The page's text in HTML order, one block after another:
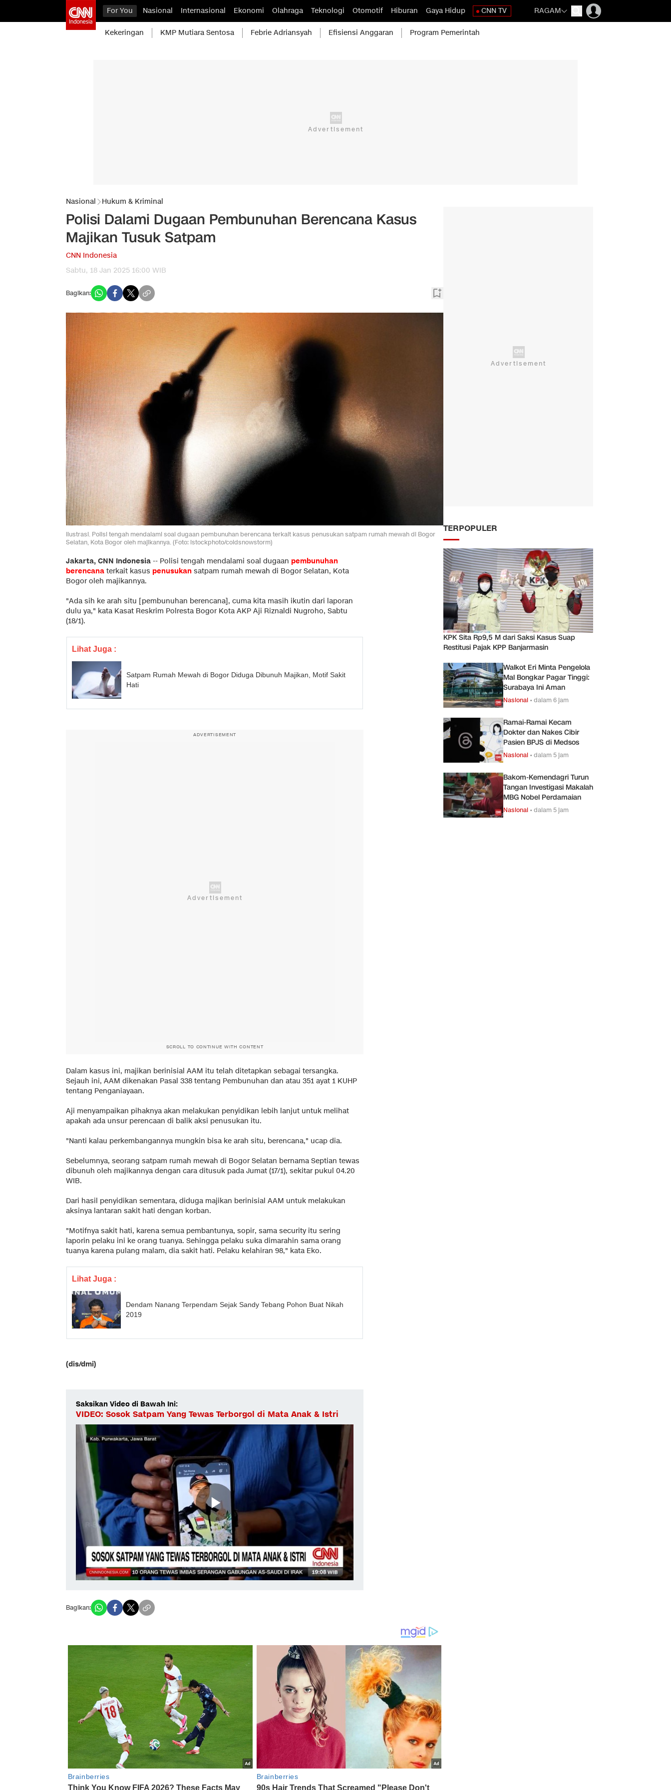
For You Nasional Internasional Ekonomi Olahraga Teknologi Otomotif Hiburan Gaya Hidup CNN TV RAGAM
Kekeringan KMP Mutiara Sentosa Febrie Adriansyah Efisiensi Anggaran Program Pemerintah
Nasional Hukum & Kriminal
Polisi Dalami Dugaan Pembunuhan Berencana Kasus
Majikan Tusuk Satpam
CNN Indonesia
Sabtu, 18 Jan 2025 16:00 WIB
Bagikan:
Ilustrasi. Polisi tengah mendalami soal dugaan pembunuhan berencana terkait kasus penusukan satpam rumah mewah di Bogor
Selatan, Kota Bogor oleh majikannya. (Foto: istockphoto/coldsnowstorm)
Jakarta, CNN Indonesia -- Polisi tengah mendalami soal dugaan pembunuhan
berencana terkait kasus penusukan satpam rumah mewah di Bogor Selatan, Kota
Bogor oleh majikannya.
"Ada sih ke arah situ [pembunuhan berencana], cuma kita masih ikutin dari laporan
dulu ya," kata Kasat Reskrim Polresta Bogor Kota AKP Aji Riznaldi Nugroho, Sabtu
(18/1).
Lihat Juga :
Satpam Rumah Mewah di Bogor Diduga Dibunuh Majikan, Motif Sakit
Hati
ADVERTISEMENT
SCROLL TO CONTINUE WITH CONTENT
Dalam kasus ini, majikan berinisial AAM itu telah ditetapkan sebagai tersangka.
Sejauh ini, AAM dikenakan Pasal 338 tentang Pembunuhan dan atau 351 ayat 1 KUHP
tentang Penganiayaan.
Aji menyampaikan pihaknya akan melakukan penyidikan lebih lanjut untuk melihat
apakah ada unsur perencaan di balik aksi penusukan itu.
"Nanti kalau perkembangannya mungkin bisa ke arah situ, berencana," ucap dia.
Sebelumnya, seorang satpam rumah mewah di Bogor Selatan bernama Septian tewas
dibunuh oleh majikannya dengan cara ditusuk pada Jumat (17/1), sekitar pukul 04.20
WIB.
Dari hasil penyidikan sementara, diduga majikan berinisial AAM untuk melakukan
aksinya lantaran sakit hati dengan korban.
"Motifnya sakit hati, karena semua pembantunya, sopir, sama security itu sering
laporin pelaku ini ke orang tuanya. Sehingga pelaku suka dimarahin sama orang
tuanya karena pulang malam, dia sakit hati. Pelaku kelahiran 98," kata Eko.
Lihat Juga :
Dendam Nanang Terpendam Sejak Sandy Tebang Pohon Buat Nikah
2019
(dis/dmi)
Saksikan Video di Bawah Ini:
VIDEO: Sosok Satpam Yang Tewas Terborgol di Mata Anak & Istri
Bagikan:
TERPOPULER
KPK Sita Rp9,5 M dari Saksi Kasus Suap
Restitusi Pajak KPP Banjarmasin
Walkot Eri Minta Pengelola
Mal Bongkar Pagar Tinggi:
Surabaya Ini Aman
Nasional •dalam 6 jam
Ramai-Ramai Kecam
Dokter dan Nakes Cibir
Pasien BPJS di Medsos
Nasional •dalam 5 jam
Bakom-Kemendagri Turun
Tangan Investigasi Makalah
MBG Nobel Perdamaian
Nasional •dalam 5 jam